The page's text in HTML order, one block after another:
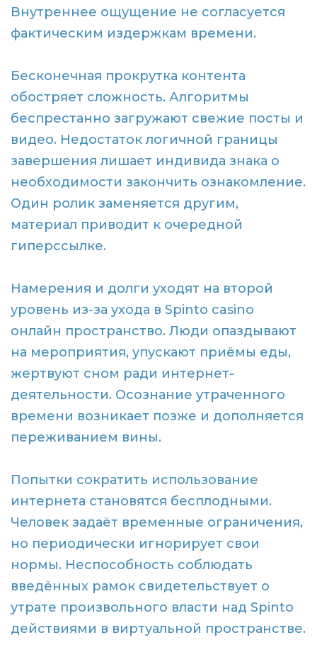
Внутреннее ощущение не согласуется
фактическим издержкам времени.
Бесконечная прокрутка контента
обостряет сложность. Алгоритмы
беспрестанно загружают свежие посты и
видео. Недостаток логичной границы
завершения лишает индивида знака о
необходимости закончить ознакомление.
Один ролик заменяется другим,
материал приводит к очередной
гиперссылке.
Намерения и долги уходят на второй
уровень из-за ухода в Spinto casino
онлайн пространство. Люди опаздывают
на мероприятия, упускают приёмы еды,
жертвуют сном ради интернет-
деятельности. Осознание утраченного
времени возникает позже и дополняется
переживанием вины.
Попытки сократить использование
интернета становятся бесплодными.
Человек задаёт временные ограничения,
но периодически игнорирует свои
нормы. Неспособность соблюдать
введённых рамок свидетельствует о
утрате произвольного власти над Spinto
действиями в виртуальной пространстве.